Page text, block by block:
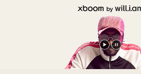
vídeovídeo